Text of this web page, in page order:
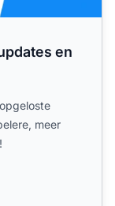
en
meer